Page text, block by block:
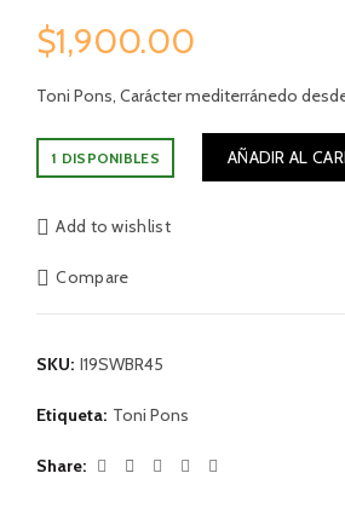
$1,900.00
Toni Pons, Carácter mediterránedo
1 DISPONIBLES AÑADIR AL
Add to wishlist
Compare
SKU: I19SWBR45
Etiqueta: Toni Pons
Share